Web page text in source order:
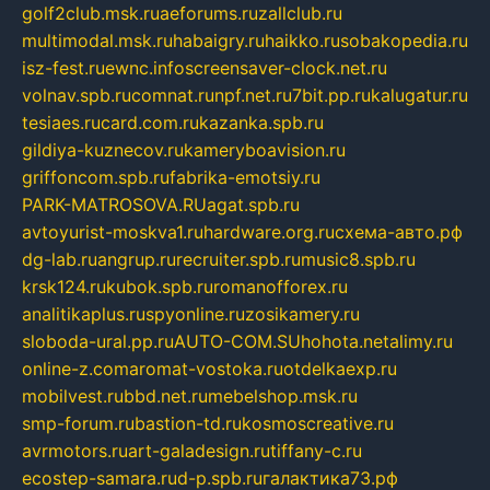
golf2club.msk.ruaeforums.ruzallclub.ru
multimodal.msk.ruhabaigry.ruhaikko.rusobakopedia.ru
isz-fest.ruewnc.infoscreensaver-clock.net.ru
volnav.spb.rucomnat.runpf.net.ru7bit.pp.rukalugatur.ru
tesiaes.rucard.com.rukazanka.spb.ru
gildiya-kuznecov.rukameryboavision.ru
griffoncom.spb.rufabrika-emotsiy.ru
PARK-MATROSOVA.RUagat.spb.ru
avtoyurist-moskva1.ruhardware.org.ruсхема-авто.рф
dg-lab.ruangrup.rurecruiter.spb.rumusic8.spb.ru
krsk124.rukubok.spb.ruromanofforex.ru
analitikaplus.ruspyonline.ruzosikamery.ru
sloboda-ural.pp.ruAUTO-COM.SUhohota.netalimy.ru
online-z.comaromat-vostoka.ruotdelkaexp.ru
mobilvest.rubbd.net.rumebelshop.msk.ru
smp-forum.rubastion-td.rukosmoscreative.ru
avrmotors.ruart-galadesign.rutiffany-c.ru
ecostep-samara.rud-p.spb.ruгалактика73.рф